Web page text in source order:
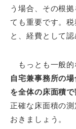
う場合、その根
ても重要です。
と、経費として
もっとも一般的
自宅兼事務所の
を全体の床面積
正確な床面積の
おきましょう。